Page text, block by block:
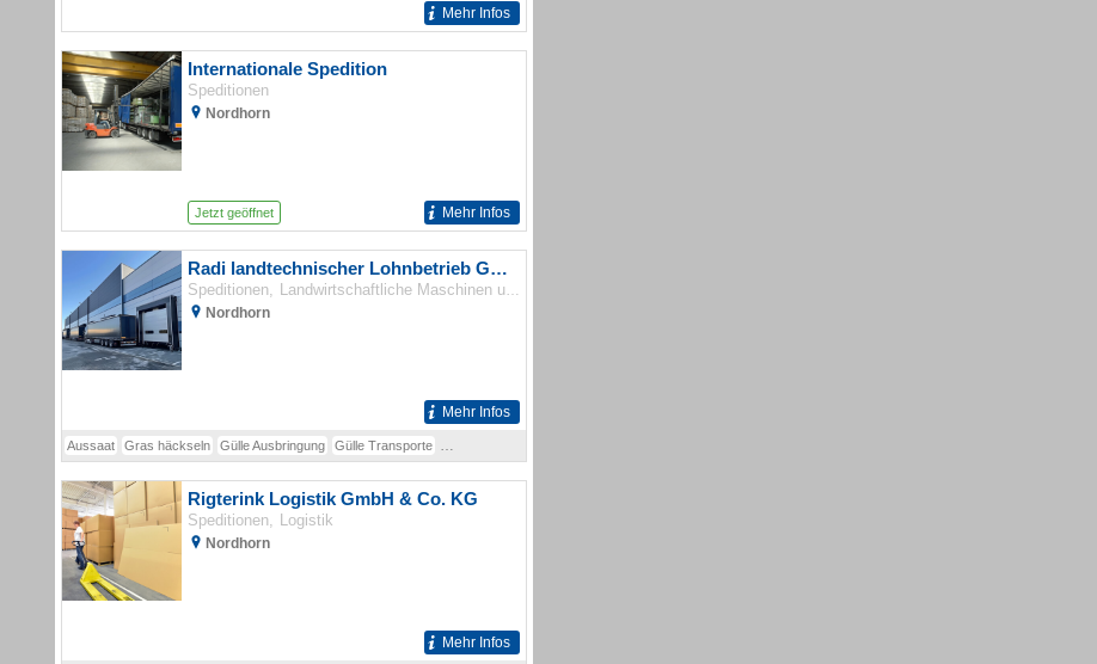
Mehr Infos
Internationale Spedition
Speditionen
Nordhorn
Jetzt geöffnet Mehr Infos
Radi landtechnischer Lohnbetrieb GmbH
Speditionen Landwirtschaftliche Maschinen und Geräte
Nordhorn
Mehr Infos
Aussaat Gras häckseln Gülle Ausbringung Gülle Transporte
Rigterink Logistik GmbH & Co. KG
Speditionen Logistik
Nordhorn
Mehr Infos